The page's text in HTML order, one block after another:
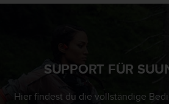
SUPPORT FÜR
Hier findest du die vollständige